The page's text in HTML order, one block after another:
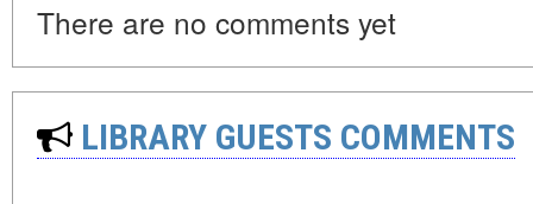
There are no comments yet
LIBRARY GUESTS COMMENTS